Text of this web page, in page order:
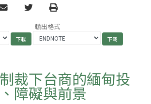
TwitterPrint
輸出格式
裁下台商的緬甸投
障礙與前景